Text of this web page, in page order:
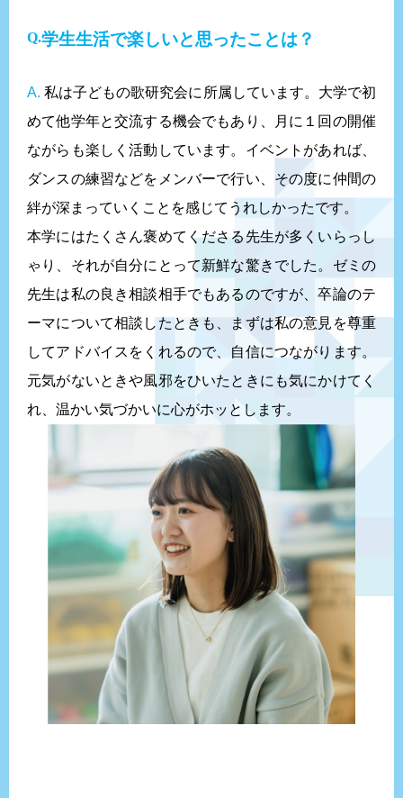
学生生活で楽しいと思ったことは？
A.
めて他学年と交流する機会でもあり、月に１回の開催
ながらも楽しく活動しています。イベントがあれば、
ダンスの練習などをメンバーで行い、その度に仲間の
絆が深まっていくことを感じてうれしかったです。
本学にはたくさん褒めてくださる先生が多くいらっし
ゃり、それが自分にとって新鮮な驚きでした。ゼミの
先生は私の良き相談相手でもあるのですが、卒論のテ
ーマについて相談したときも、まずは私の意見を尊重
してアドバイスをくれるので、自信につながります。
元気がないときや風邪をひいたときにも気にかけてく
れ、温かい気づかいに心がホッとします。